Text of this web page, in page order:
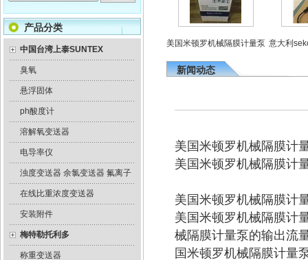
产品分类
中国台湾上泰SUNTEX
臭氧
悬浮固体
ph酸度计
溶解氧变送器
电导率仪
浊度变送器 余氯变送器 氟离子
在线比重浓度变送器
安装附件
梅特勒托利多
称重变送器
隔膜泵加药
工业在线ph/orp计变送器 美国米顿罗机械隔膜计量泵 意大利seko
新闻动态
美国米顿罗机械隔膜计
美国米顿罗机械隔膜计
美国米顿罗机械隔膜计
美国米顿罗机械隔膜计
械隔膜计量泵的输出流
国米顿罗机械隔膜计量